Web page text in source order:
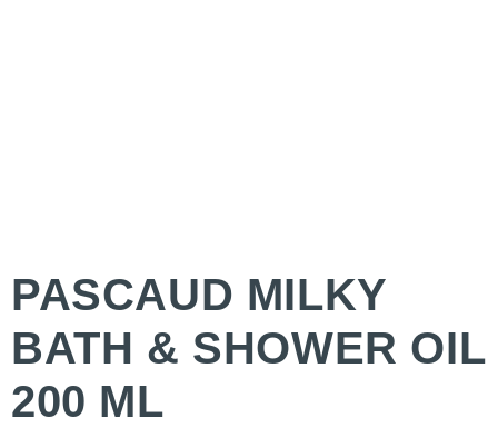
PASCAUD MILKY
BATH & SHOWER OIL
200 ML